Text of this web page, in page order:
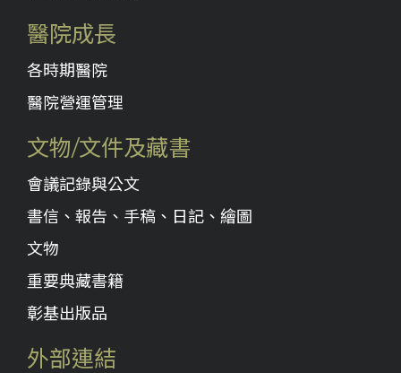
醫院成長
各時期醫院
醫院營運管理
文物/文件及藏書
會議記錄與公文
書信、報告、手稿、日記、繪圖
文物
重要典藏書籍
彰基出版品
外部連結